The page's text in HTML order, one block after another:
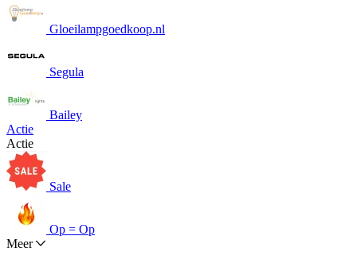
Gloeilampgoedkoop.nl
Segula
Bailey
Actie
Actie
Sale
Op = Op
Meer